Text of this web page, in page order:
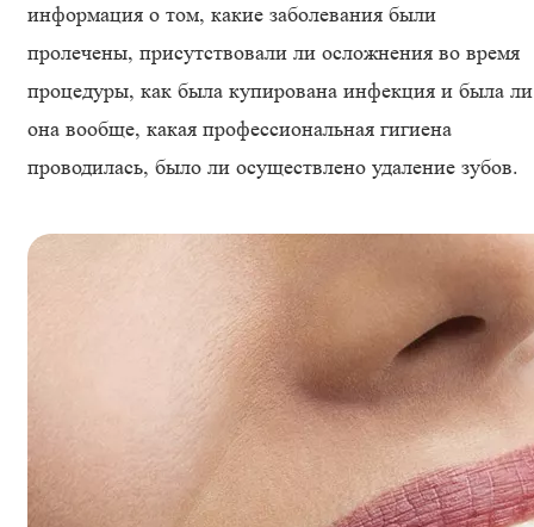
информация о том, какие заболевания были
пролечены, присутствовали ли осложнения во время
процедуры, как была купирована инфекция и была ли
она вообще, какая профессиональная гигиена
проводилась, было ли осуществлено удаление зубов.